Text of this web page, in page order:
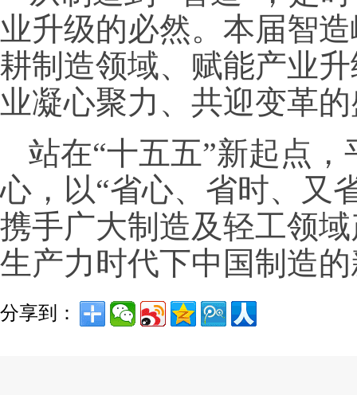
业升级的必然。本届智
耕制造领域、赋能产业
业凝心聚力、共迎变革
站在“十五五”新起点
心，以“省心、省时、又
携手广大制造及轻工领
生产力时代下中国制造
分享到：